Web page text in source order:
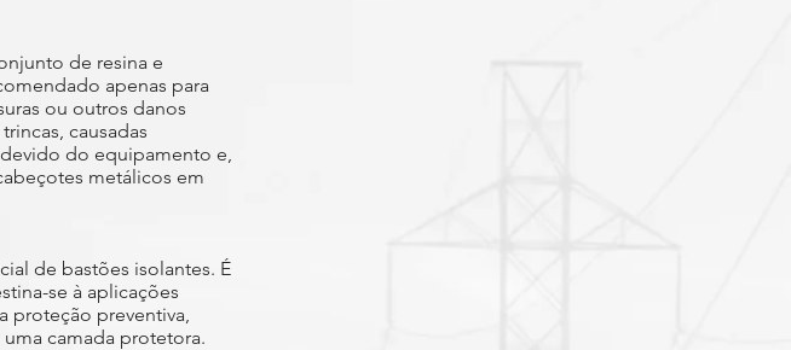
de resina e
apenas para
ou outros danos
causadas
do equipamento e,
metálicos em
de bastões isolantes. É
se à aplicações
proteção preventiva,
camada protetora.